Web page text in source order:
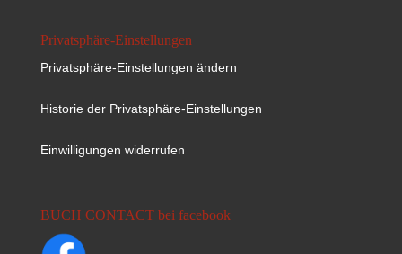
Privatsphäre-Einstellungen
Privatsphäre-Einstellungen ändern
Historie der Privatsphäre-Einstellungen
Einwilligungen widerrufen
BUCH CONTACT bei facebook